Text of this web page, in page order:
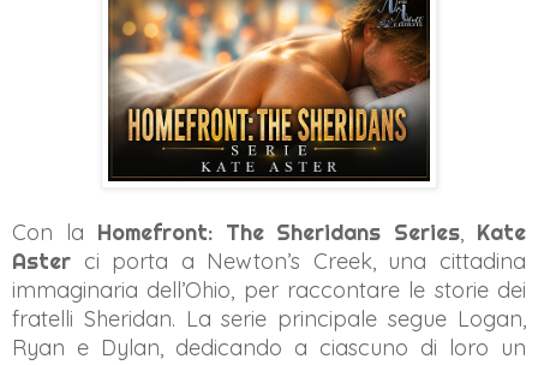
Con la Homefront: The Sheridans Series, Kate
Aster ci porta a Newton’s Creek, una cittadina
immaginaria dell’Ohio, per raccontare le storie dei
fratelli Sheridan. La serie principale segue Logan,
Ryan e Dylan, dedicando a ciascuno di loro un